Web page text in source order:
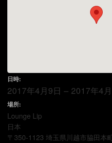
日時:
2017年4月9日 – 2017年4
場所:
Lounge Lip
日本
〒350-1123 埼玉県川越市脇田本